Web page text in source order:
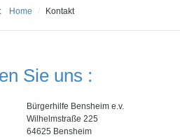
Home Kontakt
Sie uns :
Bürgerhilfe Bensheim e.v.
Wilhelmstraße 225
64625 Bensheim